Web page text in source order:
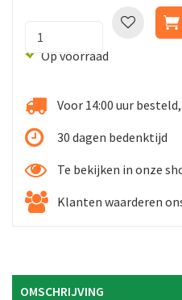
Op voorraad
Voor 14:00 uur
30 dagen bedenktijd
Te bekijken in onze
Klanten waarderen
OMSCHRIJVING